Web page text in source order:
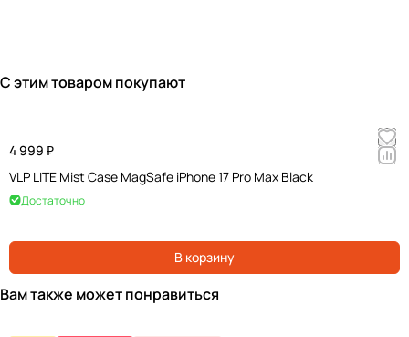
С этим товаром покупают
4 999 ₽
VLP LITE Mist Case MagSafe iPhone 17 Pro Max Black
Достаточно
В корзину
Вам также может понравиться